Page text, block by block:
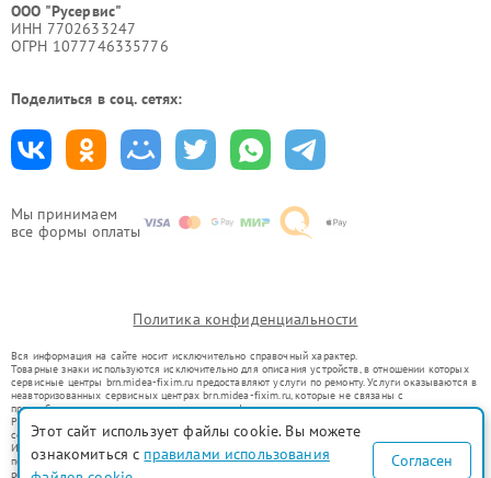
Мы принимаем
все формы оплаты
ООО "Русервис"
ИНН 7702633247
ОГРН 1077746335776
Поделиться в соц. сетях:
Политика конфиденциальности
Вся информация на сайте носит исключительно справочный характер.
Товарные знаки используются исключительно для описания устройств, в отношении которых
сервисные центры brn.midea-fixim.ru предоставляют услуги по ремонту. Услуги оказываются в
неавторизованных сервисных центрах brn.midea-fixim.ru, которые не связаны с
правообладателями товарных знаков или их официальными представителями.
Ремонт осуществляется для устройств, уже введенных в гражданский оборот в соответствии
со статьей 1487 ГК РФ.
Использование товарных знаков не преследует цели индивидуализации услуг или введения
потребителей в заблуждение, а служит для информирования о предоставляемых услугах по
ремонту техники указанных брендов.
Этот сайт использует файлы cookie. Вы можете
ознакомиться с правилами использования
Согласен